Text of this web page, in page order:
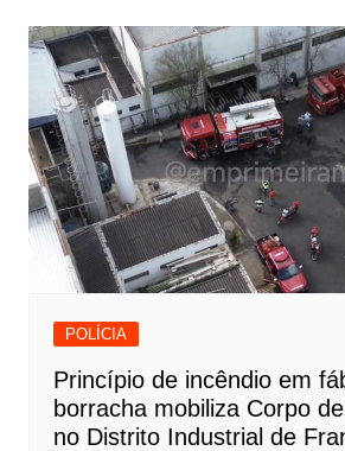
POLÍCIA
Princípio de incêndio em
borracha mobiliza Corpo
no Distrito Industrial de